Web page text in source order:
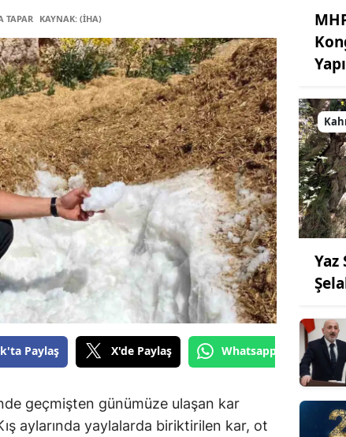
TAPAR KAYNAK: (İHA)
Paylaş X'de Paylaş Whatsapp'tan Gönder
geçmişten günümüze ulaşan kar
aylarında yaylalarda biriktirilen kar, ot
Yaz